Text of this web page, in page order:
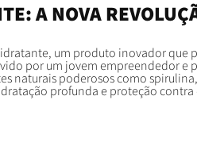
A NOVA
um produto inovador que
por um jovem empreendedor e
naturais poderosos como
profunda e proteção contra